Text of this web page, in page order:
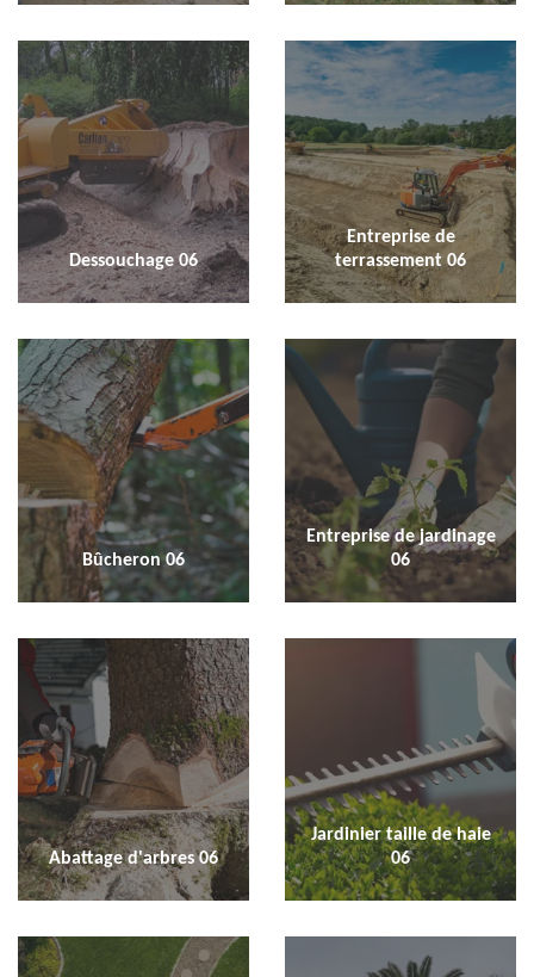
Dessouchage 06
Entreprise de
terrassement 06
Bûcheron 06
Entreprise de jardinage
06
Abattage d'arbres 06
Jardinier taille de haie
06